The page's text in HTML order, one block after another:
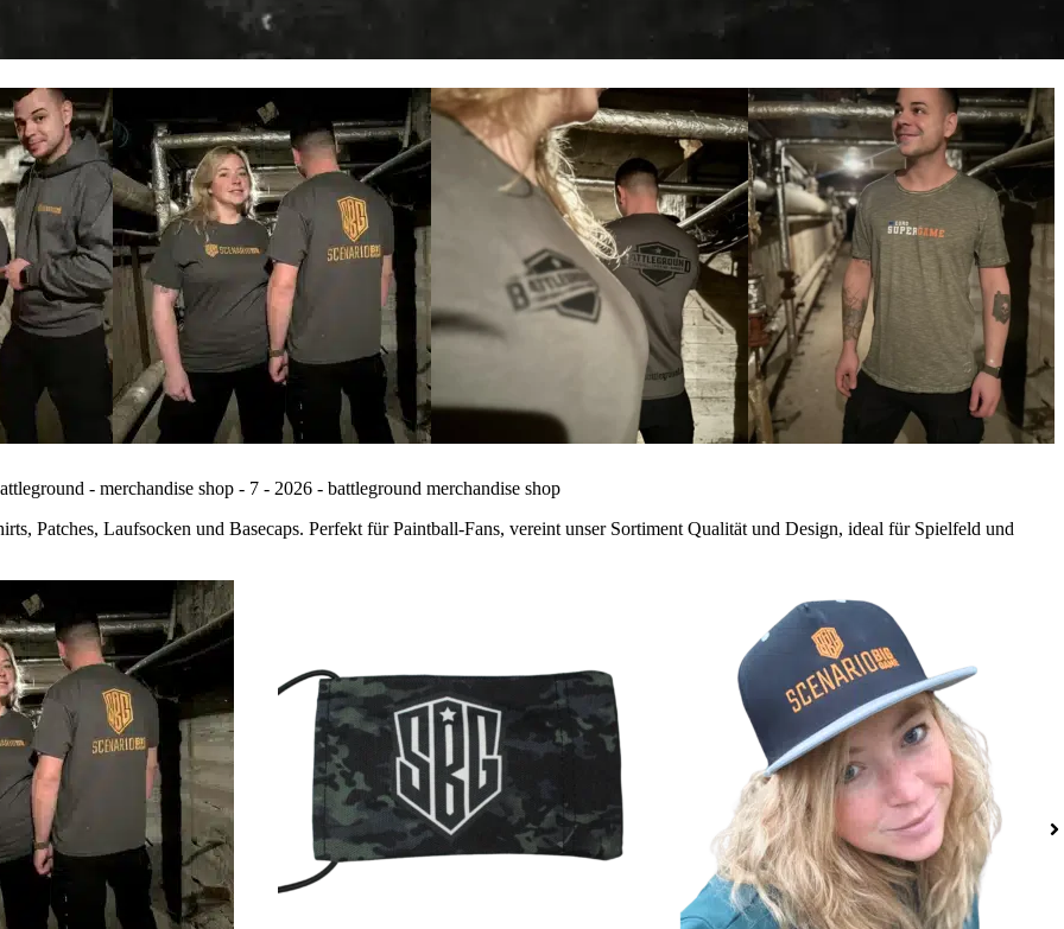
Patches, Laufsocken und Basecaps. Perfekt für Paintball-Fans, vereint unser Sortiment Qualität und Design, ideal für Spielfeld und